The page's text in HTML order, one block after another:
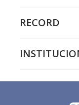
RECORD